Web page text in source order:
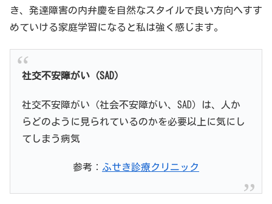
き、発達障害の内弁慶を自然なスタイルで良い方向へすす
めていける家庭学習になると私は強く感じます。
社交不安障がい（SAD）
社交不安障がい（社会不安障がい、SAD）は、人か
らどのように見られているのかを必要以上に気にし
てしまう病気
参考： ふせき診療クリニック